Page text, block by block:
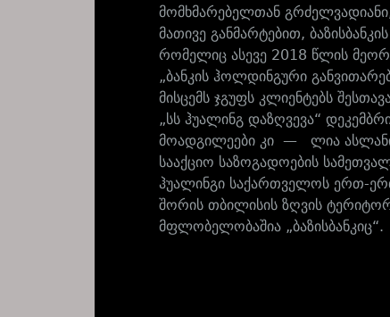
მომხმარებელთან
მათივე განმარტებით,
რომელიც ასევე 2018 წლის
„ბანკის ჰოლდინგური
მისცემს ჯგუფს კლიენტებს
„სს ჰუალინგ დაზღვევა“
მოადგილეები კი — ლია
სააქციო საზოგადოების
ჰუალინგი საქართველოს ერთ-
შორის თბილისის ზღვის
მფლობელობაშია „ბაზისბანკიც“.